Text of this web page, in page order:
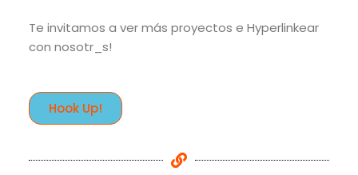
Te invitamos a ver más proyectos e Hyperlinkear
con nosotr_s!
Hook Up!